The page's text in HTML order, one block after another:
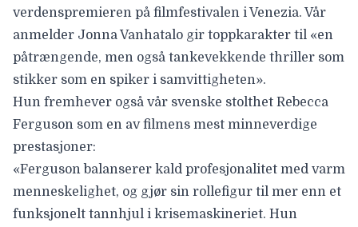
verdenspremieren på filmfestivalen i Venezia. Vår
anmelder Jonna Vanhatalo gir toppkarakter til «en
påtrængende, men også tankevekkende thriller som
stikker som en spiker i samvittigheten».
Hun fremhever også vår svenske stolthet Rebecca
Ferguson som en av filmens mest minneverdige
prestasjoner:
«Ferguson balanserer kald profesjonalitet med varm
menneskelighet, og gjør sin rollefigur til mer enn et
funksjonelt tannhjul i krisemaskineriet. Hun